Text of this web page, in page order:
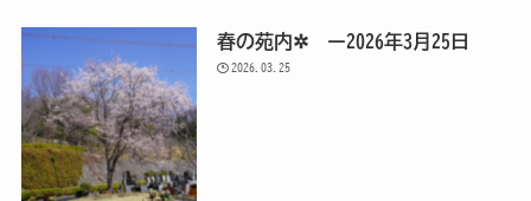
春の苑内✲ ー2026年3月25日
2026.03.25